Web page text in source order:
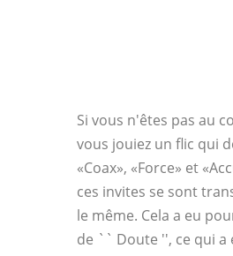
Si vous n'êtes pas au
vous jouiez un flic qui
«Coax», «Force» et
ces invites se sont
le même. Cela a eu
de `` Doute '', ce qui a